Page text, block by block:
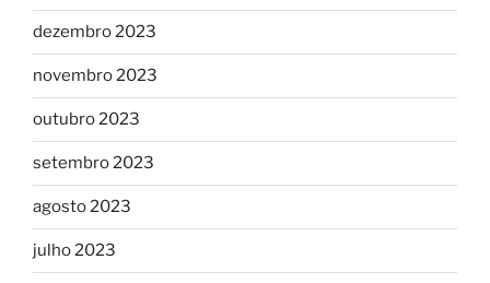
dezembro 2023
novembro 2023
outubro 2023
setembro 2023
agosto 2023
julho 2023